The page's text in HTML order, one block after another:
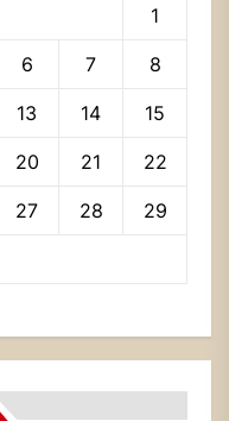
1
6 7 8
13 14 15
20 21 22
27 28 29